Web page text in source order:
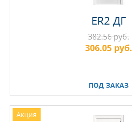
ER2 ДГ
ПОД ЗАКАЗ
382.56 руб.
306.05 руб.
Акция